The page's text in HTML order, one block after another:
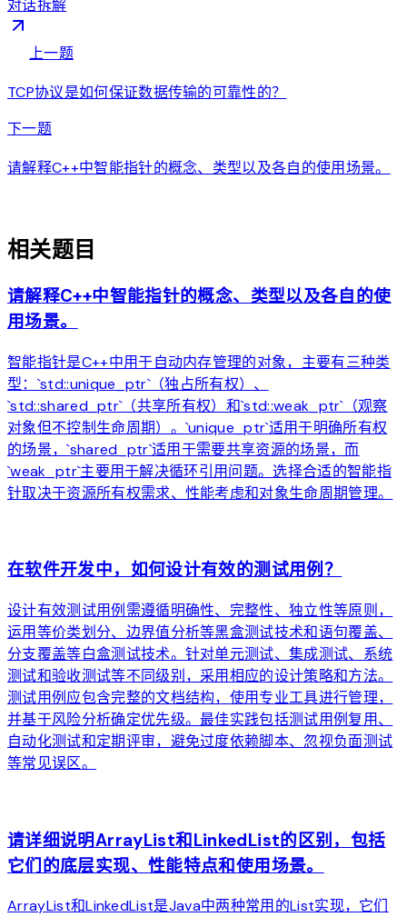
对话拆解
上一题
TCP协议是如何保证数据传输的可靠性的？
下一题arrow_forward
请解释C++中智能指针的概念、类型以及各自的使用场景。
相关题目
请解释C++中智能指针的概念、类型以及各自的使
用场景。
智能指针是C++中用于自动内存管理的对象，主要有三种类
型：`std::unique_ptr`（独占所有权）、
`std::shared_ptr`（共享所有权）和`std::weak_ptr`（观察
对象但不控制生命周期）。`unique_ptr`适用于明确所有权
的场景，`shared_ptr`适用于需要共享资源的场景，而
`weak_ptr`主要用于解决循环引用问题。选择合适的智能指
针取决于资源所有权需求、性能考虑和对象生命周期管理。
在软件开发中，如何设计有效的测试用例？
设计有效测试用例需遵循明确性、完整性、独立性等原则，
运用等价类划分、边界值分析等黑盒测试技术和语句覆盖、
分支覆盖等白盒测试技术。针对单元测试、集成测试、系统
测试和验收测试等不同级别，采用相应的设计策略和方法。
测试用例应包含完整的文档结构，使用专业工具进行管理，
并基于风险分析确定优先级。最佳实践包括测试用例复用、
自动化测试和定期评审，避免过度依赖脚本、忽视负面测试
等常见误区。
请详细说明ArrayList和LinkedList的区别，包括
它们的底层实现、性能特点和使用场景。
ArrayList和LinkedList是Java中两种常用的List实现，它们